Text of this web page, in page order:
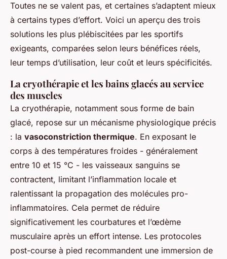
Toutes ne se valent pas, et certaines s’adaptent mieux
à certains types d’effort. Voici un aperçu des trois
solutions les plus plébiscitées par les sportifs
exigeants, comparées selon leurs bénéfices réels,
leur temps d’utilisation, leur coût et leurs spécificités.
La cryothérapie et les bains glacés au service
des muscles
La cryothérapie, notamment sous forme de bain
glacé, repose sur un mécanisme physiologique précis
: la vasoconstriction thermique. En exposant le
corps à des températures froides - généralement
entre 10 et 15 °C - les vaisseaux sanguins se
contractent, limitant l’inflammation locale et
ralentissant la propagation des molécules pro-
inflammatoires. Cela permet de réduire
significativement les courbatures et l’œdème
musculaire après un effort intense. Les protocoles
post-course à pied recommandent une immersion de